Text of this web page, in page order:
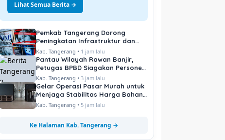
Lihat Semua Berita →
Pemkab Tangerang Dorong
Peningkatan Infrastruktur dan
Pelayanan Publik
Kab. Tangerang • 1 jam lalu
Pantau Wilayah Rawan Banjir,
Petugas BPBD Siagakan Personel
di Titik Kritis
Kab. Tangerang •3 jam lalu
Gelar Operasi Pasar Murah untuk
Menjaga Stabilitas Harga Bahan
Pokok
Kab. Tangerang • 5 jam lalu
Ke Halaman Kab. Tangerang →